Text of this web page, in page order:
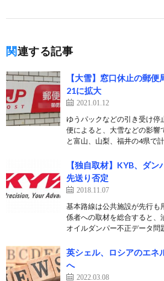
関連する記事
【大雪】窓口休止の郵
21に拡大
2021.01.12
ゆうパックなどの引き受け停
便によると、大雪などの影
と富山、山梨、福井の4県で
【独自取材】KYB、ダ
先送り否定
2018.11.07
基本路線は公共施設が先行
係者への取材を総合すると、
オイルダンパー不正データ
英シェル、ロシアのエネ
へ
2022.03.08